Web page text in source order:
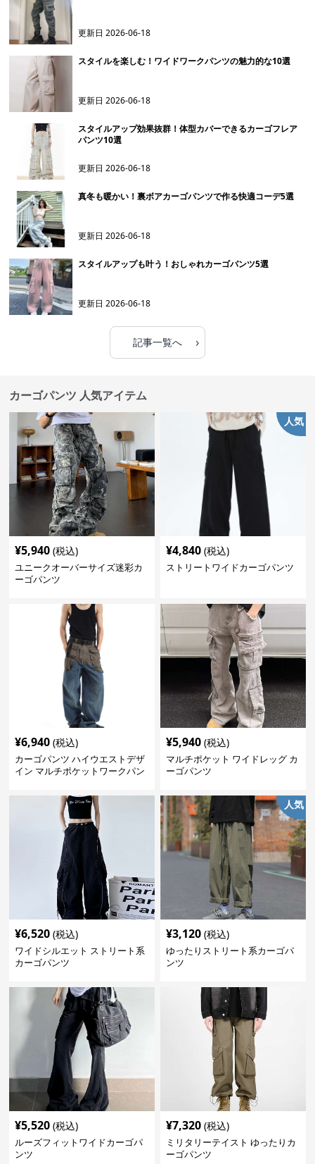
更新日2026-06-18
スタイルを楽しむ！ワイドワークパンツの魅力的な10選
更新日2026-06-18
スタイルアップ効果抜群！体型カバーできるカーゴフレア
パンツ10選
更新日2026-06-18
真冬も暖かい！裏ボアカーゴパンツで作る快適コーデ5選
更新日2026-06-18
スタイルアップも叶う！おしゃれカーゴパンツ5選
更新日2026-06-18
記事一覧へ ›
カーゴパンツ 人気アイテム
¥5,940 (税込)
ユニークオーバーサイズ迷彩カ
ーゴパンツ
人気
¥4,840 (税込)
ストリートワイドカーゴパンツ
¥6,940 (税込)
カーゴパンツ ハイウエストデザ
イン マルチポケットワークパン
¥5,940 (税込)
マルチポケット ワイドレッグ カ
ーゴパンツ
¥6,520 (税込)
ワイドシルエット ストリート系
カーゴパンツ
人気
¥3,120 (税込)
ゆったりストリート系カーゴパ
ンツ
¥5,520 (税込)
ルーズフィットワイドカーゴパ
ンツ
¥7,320 (税込)
ミリタリーテイスト ゆったりカ
ーゴパンツ